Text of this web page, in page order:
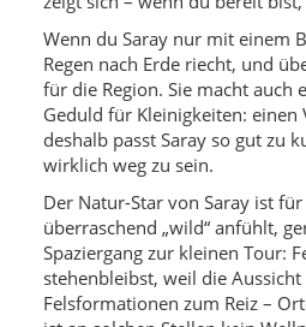
manchmal ein bisschen
einen Tee bestellst und
stehst und die Handgriffe der
nicht beeindrucken“ ist in
kurz dazu gehört zu haben.
Einheimischen: Misch Natur
warmes Gericht im Zentrum.
Tee, während die Luft frischer
aber voller kleiner Momente,
Beste nicht die Liste auf